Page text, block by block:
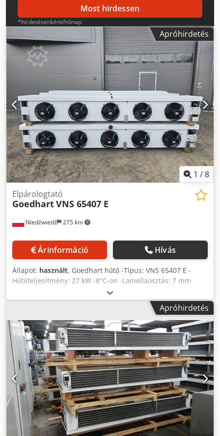
Most hirdessen
*hirdetésenként/hónap
Apróhirdetés
1 /8
Niedźwiedź 275 km
Elpárologtató
GoedhartVNS 65407 E
Árinformáció Hívás
Állapot: használt, Goedhart hűtő -Típus: VNS 65407 E -
Hűtőteljesítmény: 27 kW -8°C-on -Lamellaosztás: 7 mm
Cedpfx Aoyybd Dom Asha -Elektromos fűtőbetétek -
Ventilátorok száma: 5 x 400 mm -Beretendezés méretei:
4200 x 800 x 600 mm -Térfogat: 44 l -Tömeg: 310 kg -
Raktárkészlet: 9 db -Raktári szám: CH 598 -Állapot:
használt, nagyon jó állapotban, a hűtő 100%-ban tömített,
a ventilátorok működőképesek, azonnal munkára kész
Apróhirdetés